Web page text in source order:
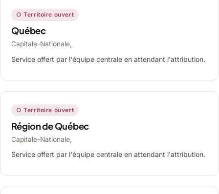
○ Territoire ouvert
Québec
Capitale-Nationale,
Service offert par l'équipe centrale en attendant l'attribution.
○ Territoire ouvert
Région de Québec
Capitale-Nationale,
Service offert par l'équipe centrale en attendant l'attribution.